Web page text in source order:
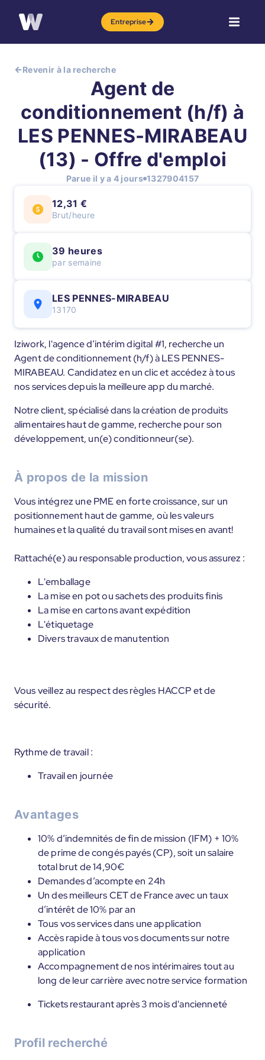
Entreprise
Revenir à la recherche
Agent de
conditionnement (h/f) à
LES PENNES-MIRABEAU
(13) - Offre d'emploi
Parue il y a 4 jours 1327904157
12,31 €
Brut/heure
39 heures
par semaine
LES PENNES-MIRABEAU
13170
Iziwork, l'agence d’intérim digital #1, recherche un
Agent de conditionnement (h/f) à LES PENNES-
MIRABEAU. Candidatez en un clic et accédez à tous
nos services depuis la meilleure app du marché.
Notre client, spécialisé dans la création de produits
alimentaires haut de gamme, recherche pour son
développement, un(e) conditionneur(se).
À propos de la mission
Vous intégrez une PME en forte croissance, sur un
positionnement haut de gamme, où les valeurs
humaines et la qualité du travail sont mises en avant!
Rattaché(e) au responsable production, vous assurez :
L'emballage
La mise en pot ou sachets des produits finis
La mise en cartons avant expédition
L'étiquetage
Divers travaux de manutention
Vous veillez au respect des règles HACCP et de
sécurité.
Rythme de travail :
Travail en journée
Avantages
10% d’indemnités de fin de mission (IFM) + 10%
de prime de congés payés (CP), soit un salaire
total brut de 14,90€
Demandes d’acompte en 24h
Un des meilleurs CET de France avec un taux
d’intérêt de 10% par an
Tous vos services dans une application
Accès rapide à tous vos documents sur notre
application
Accompagnement de nos intérimaires tout au
long de leur carrière avec notre service formation
Tickets restaurant après 3 mois d'ancienneté
Profil recherché